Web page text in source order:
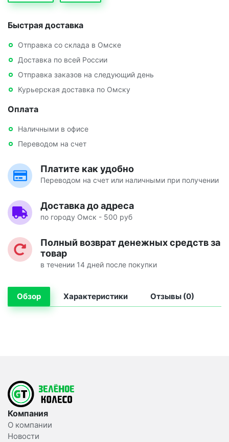
Быстрая доставка
Отправка со склада в Омске
Доставка по всей России
Отправка заказов на следующий день
Курьерская доставка по Омску
Оплата
Наличными в офисе
Переводом на счет
Платите как удобно
Переводом на счет или наличными при получении
Доставка до адреса
по городу Омск - 500 руб
Полный возврат денежных средств за
товар
в течении 14 дней после покупки
Обзор Характеристики Отзывы (0)
Компания
О компании
Новости